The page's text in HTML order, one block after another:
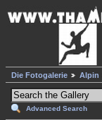
Die Fotogalerie Alpin
Advanced Search